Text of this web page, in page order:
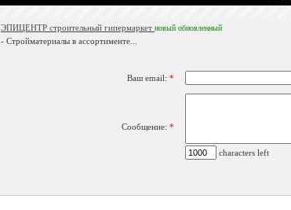
ЭПИЦЕНТР строительный гипермаркет новый обновленный
- Стройматериалы в ассортименте...
Ваш email: *
Сообщение: *
characters left